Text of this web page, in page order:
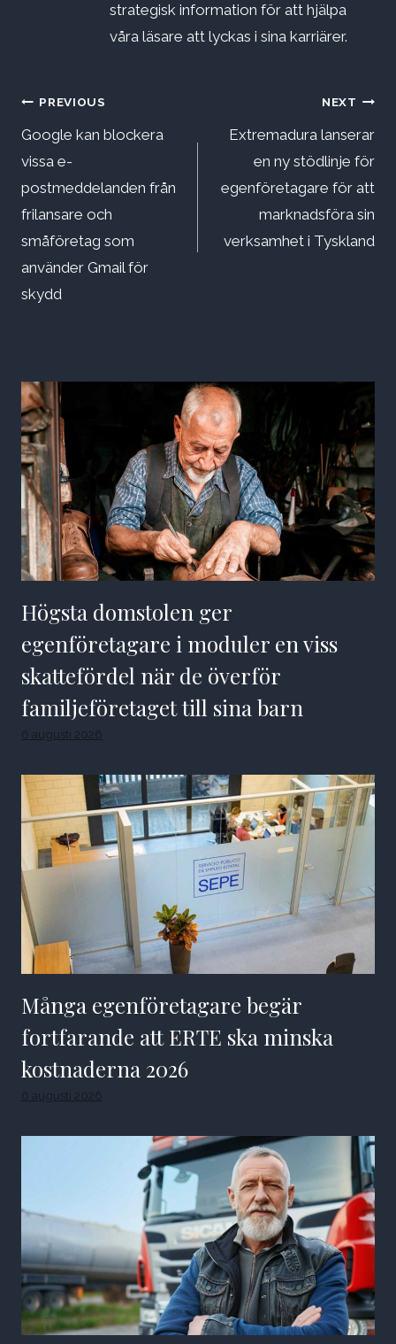
strategisk information för att hjälpa
våra läsare att lyckas i sina karriärer.
Inläggsnavigering
PREVIOUS
Google kan blockera
vissa e-
postmeddelanden från
frilansare och
småföretag som
använder Gmail för
skydd
NEXT
Extremadura lanserar
en ny stödlinje för
egenföretagare för att
marknadsföra sin
verksamhet i Tyskland
Högsta domstolen ger
egenföretagare i moduler en viss
skattefördel när de överför
familjeföretaget till sina barn
6 augusti 2026
Många egenföretagare begär
fortfarande att ERTE ska minska
kostnaderna 2026
6 augusti 2026